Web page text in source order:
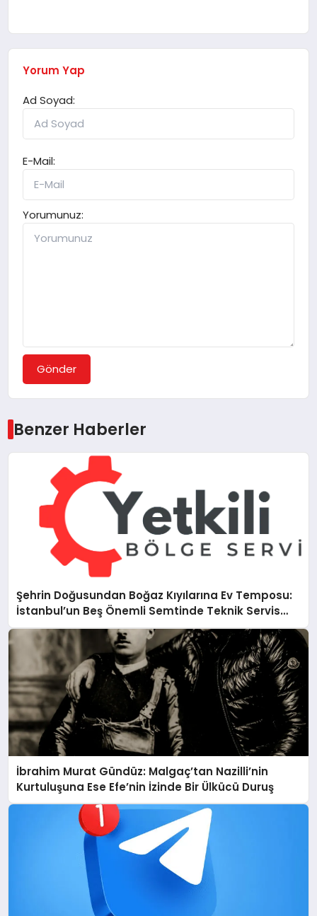
Yorum Yap
Ad Soyad:
E-Mail:
Yorumunuz:
Gönder
Benzer Haberler
Şehrin Doğusundan Boğaz Kıyılarına Ev Temposu:
İstanbul’un Beş Önemli Semtinde Teknik Servis
Deneyimi
İbrahim Murat Gündüz: Malgaç’tan Nazilli’nin
Kurtuluşuna Ese Efe’nin İzinde Bir Ülkücü Duruş